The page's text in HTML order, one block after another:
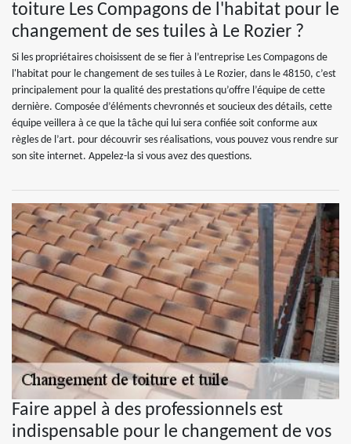
toiture Les Compagons de l'habitat pour le
changement de ses tuiles à Le Rozier ?
Si les propriétaires choisissent de se fier à l’entreprise Les Compagons de
l'habitat pour le changement de ses tuiles à Le Rozier, dans le 48150, c’est
principalement pour la qualité des prestations qu’offre l’équipe de cette
dernière. Composée d’éléments chevronnés et soucieux des détails, cette
équipe veillera à ce que la tâche qui lui sera confiée soit conforme aux
règles de l’art. pour découvrir ses réalisations, vous pouvez vous rendre sur
son site internet. Appelez-la si vous avez des questions.
Faire appel à des professionnels est
indispensable pour le changement de vos